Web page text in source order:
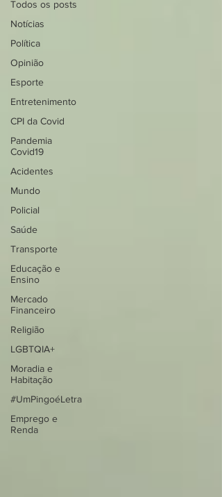
Todos os posts
Notícias
Política
Opinião
Esporte
Entretenimento
CPI da Covid
Pandemia
Covid19
Acidentes
Mundo
Policial
Saúde
Transporte
Educação e
Ensino
Mercado
Financeiro
Religião
LGBTQIA+
Moradia e
Habitação
#UmPingoéLetra
Emprego e
Renda